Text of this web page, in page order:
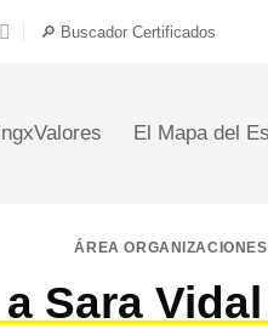
🔎 Buscador Certificados
El Mapa del
ÁREA ORGANIZACIONES
Sara